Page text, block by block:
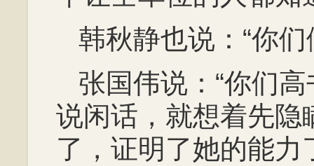
韩秋静也说：“你
张国伟说：“你们
说闲话，就想着先隐
了，证明了她的能